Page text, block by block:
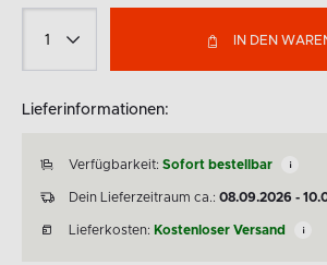
IN DEN
Lieferinformationen:
Verfügbarkeit: Sofort bestellbar
Dein Lieferzeitraum ca.: 08.09.2026 -
Lieferkosten: Kostenloser Versand